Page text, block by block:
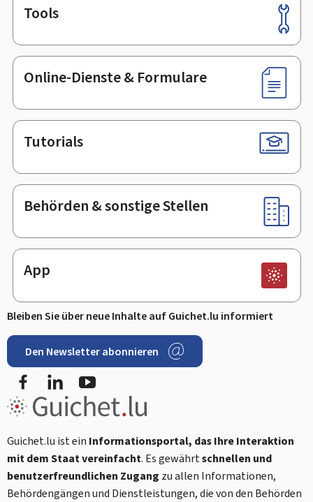
Footer
Tools
Online-Dienste & Formulare
Tutorials
Behörden & sonstige Stellen
App
Bleiben Sie über neue Inhalte auf Guichet.lu informiert
Den Newsletter abonnieren
FacebookLinkedIn
Guichet.lu ist ein Informationsportal, das Ihre Interaktion
mit dem Staat vereinfacht. Es gewährtschnellen und
benutzerfreundlichen Zugang zu allen Informationen,
Behördengängen und Dienstleistungen, die von den Behörden